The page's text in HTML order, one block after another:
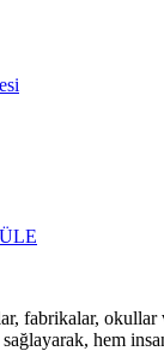
fabrikalar, okullar
hem